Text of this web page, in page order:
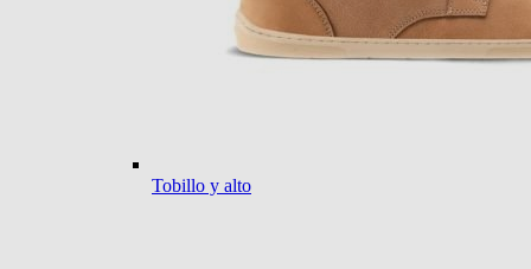
Tobillo y alto